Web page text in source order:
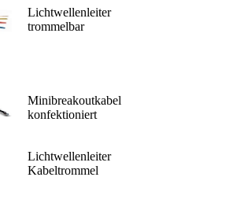
Lichtwellenleiter
trommelbar
Minibreakoutkabel
konfektioniert
Lichtwellenleiter
Kabeltrommel